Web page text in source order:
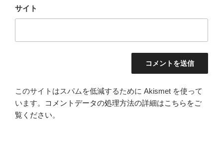
サイト
このサイトはスパムを低減するために Akismet を使って
います。
コメントデータの処理方法の詳細はこちらをご
覧ください。